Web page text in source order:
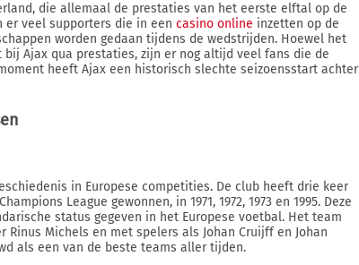
die allemaal de prestaties van het eerste elftal op de
er veel supporters die in een casino online inzetten op de
worden gedaan tijdens de wedstrijden. Hoewel het
Ajax qua prestaties, zijn er nog altijd veel fans die de
heeft Ajax een historisch slechte seizoensstart achter
in Europese competities. De club heeft drie keer
League gewonnen, in 1971, 1972, 1973 en 1995. Deze
status gegeven in het Europese voetbal. Het team
Rinus Michels en met spelers als Johan Cruijff en Johan
als een van de beste teams aller tijden.